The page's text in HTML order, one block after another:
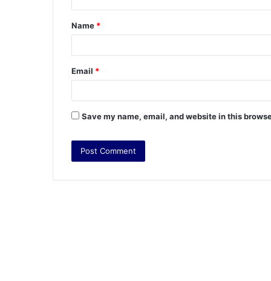
t
*
Name *
Email *
Save my name, email, and website in this